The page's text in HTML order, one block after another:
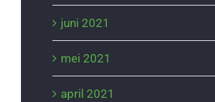
juni 2021
mei 2021
april 2021